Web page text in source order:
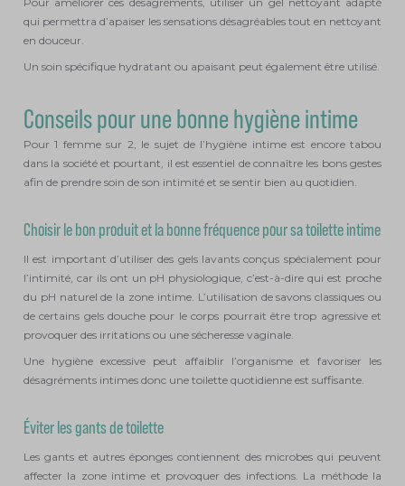
qui permettra d’apaiser les sensations désagréables tout en nettoyant
en douceur.
Un soin spécifique hydratant ou apaisant peut également être utilisé.
Conseils pour une bonne hygiène intime
Pour 1 femme sur 2, le sujet de l’hygiène intime est encore tabou
dans la société et pourtant, il est essentiel de connaître les bons gestes
afin de prendre soin de son intimité et se sentir bien au quotidien.
Choisir le bon produit et la bonne fréquence pour sa toilette intime
Il est important d’utiliser des gels lavants conçus spécialement pour
l’intimité, car ils ont un pH physiologique, c’est-à-dire qui est proche
du pH naturel de la zone intime. L’utilisation de savons classiques ou
de certains gels douche pour le corps pourrait être trop agressive et
provoquer des irritations ou une sécheresse vaginale.
Une hygiène excessive peut affaiblir l’organisme et favoriser les
désagréments intimes donc une toilette quotidienne est suffisante.
Éviter les gants de toilette
Les gants et autres éponges contiennent des microbes qui peuvent
affecter la zone intime et provoquer des infections. La méthode la